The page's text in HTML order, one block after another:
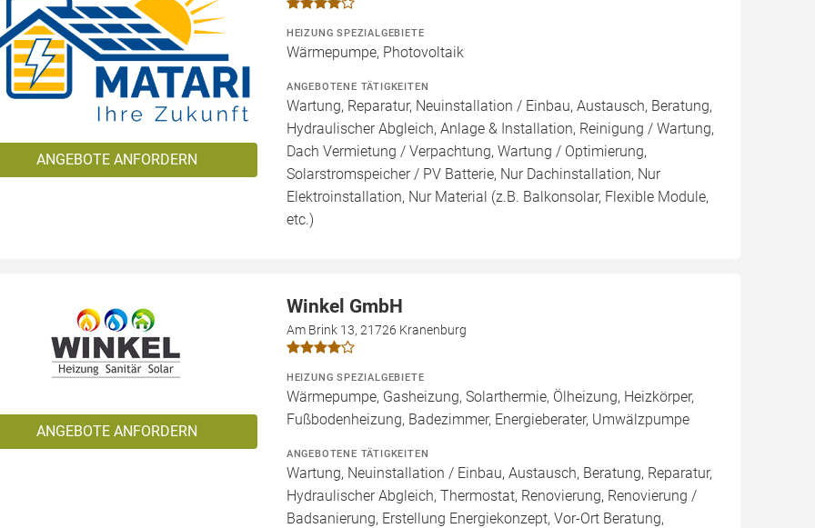
ANGEBOTE ANFORDERN
HEIZUNG SPEZIALGEBIETE
Wärmepumpe, Photovoltaik
ANGEBOTENE TÄTIGKEITEN
Wartung, Reparatur, Neuinstallation / Einbau, Austausch, Beratung,
Hydraulischer Abgleich, Anlage & Installation, Reinigung / Wartung,
Dach Vermietung / Verpachtung, Wartung / Optimierung,
Solarstromspeicher / PV Batterie, Nur Dachinstallation, Nur
Elektroinstallation, Nur Material (z.B. Balkonsolar, Flexible Module,
etc.)
ANGEBOTE ANFORDERN
Winkel GmbH
Am Brink 13, 21726 Kranenburg
HEIZUNG SPEZIALGEBIETE
Wärmepumpe, Gasheizung, Solarthermie, Ölheizung, Heizkörper,
Fußbodenheizung, Badezimmer, Energieberater, Umwälzpumpe
ANGEBOTENE TÄTIGKEITEN
Wartung, Neuinstallation / Einbau, Austausch, Beratung, Reparatur,
Hydraulischer Abgleich, Thermostat, Renovierung, Renovierung /
Badsanierung, Erstellung Energiekonzept, Vor-Ort Beratung,